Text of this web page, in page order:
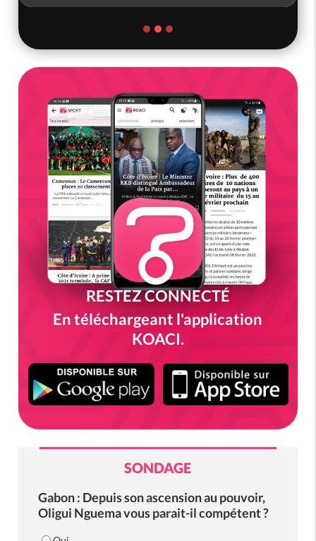
RESTEZ CONNECTÉ
En téléchargeant l'application
KOACI.
SONDAGE
Gabon : Depuis son ascension au pouvoir,
Oligui Nguema vous parait-il compétent ?